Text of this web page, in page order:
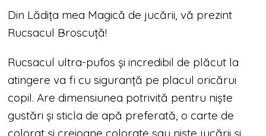
Din Lădița mea Magică de jucării, vă prezint
Rucsacul Broscuță!
Rucsacul ultra-pufos și incredibil de plăcut la
atingere va fi cu siguranță pe placul oricărui
copil. Are dimensiunea potrivită pentru niște
gustări și sticla de apă preferată, o carte de
colorat și creioane colorate sau niște jucării și